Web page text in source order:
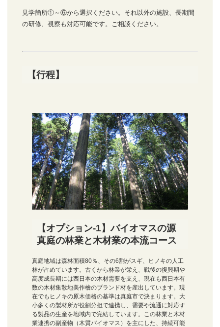
見学箇所①～⑥から選択ください。それ以外の施設、長期間
の研修、視察も対応可能です。ご相談ください。
【行程】
【オプション-1】バイオマスの源
真庭の林業と木材業の本流コース
真庭地域は森林面積80％、その6割がスギ、ヒノキの人工
林が占めています。古くから林業が栄え、戦後の復興期や
高度成長期には西日本の木材需要を支え、現在も西日本有
数の木材集散地美作檜のブランド材を産出しています。現
在でもヒノキの原木価格の基準は真庭市で決まります。大
小多くの製材所が役割分担で連携し、需要や流通に対応す
る製品の生産を地域内で完結しています。この林業と木材
業連携の副産物（木質バイオマス）を主にした、持続可能